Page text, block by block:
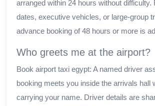
arranged within 24 hours without difficulty.
dates, executive vehicles, or large-group
advance booking of 48 hours or more is
Who greets me at the airport?
Book airport taxi egypt: A named driver
booking meets you inside the arrivals hall
carrying your name. Driver details are